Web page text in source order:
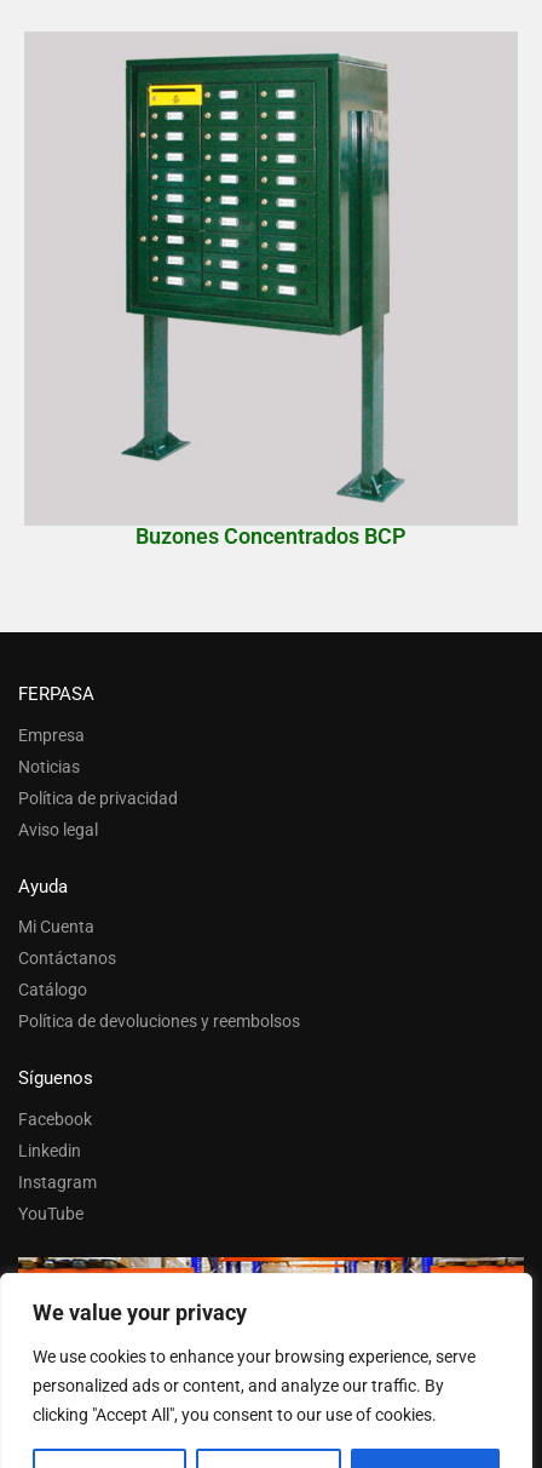
We value your privacy
We use cookies to enhance your browsing experience, serve
personalized ads or content, and analyze our traffic. By
clicking "Accept All", you consent to our use of cookies.
Buzones Concentrados BCP
FERPASA
Empresa
Noticias
Política de privacidad
Aviso legal
Ayuda
Mi Cuenta
Contáctanos
Catálogo
Política de devoluciones y reembolsos
Síguenos
Facebook
Linkedin
Instagram
YouTube
Trabaja con nosotros
Entrar